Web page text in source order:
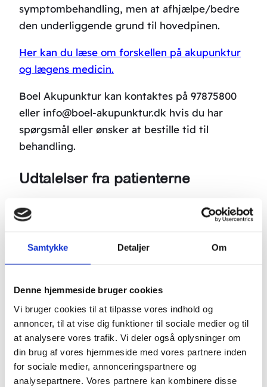
Samtykke Detaljer Om
Denne hjemmeside bruger cookies
Vi bruger cookies til at tilpasse vores indhold og
annoncer, til at vise dig funktioner til sociale medier og til
at analysere vores trafik. Vi deler også oplysninger om
din brug af vores hjemmeside med vores partnere inden
for sociale medier, annonceringspartnere og
analysepartnere. Vores partnere kan kombinere disse
symptombehandling, men at afhjælpe/bedre
den underliggende grund til hovedpinen.
Her kan du læse om forskellen på akupunktur
og lægens medicin.
Boel Akupunktur kan kontaktes på 97875800
eller info@boel-akupunktur.dk hvis du har
spørgsmål eller ønsker at bestille tid til
behandling.
Udtalelser fra patienterne
“Hovedpine / Migræne.
Akupunktur
…Som nogle gange blev til migræne.
Ringede og snakkede med Boel Akupunktur
først og blev enige med dem om at prøve 5
behandlinger i samme uge .